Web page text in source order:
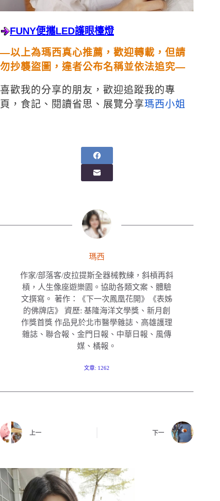
FUNY便攜LED護眼檯燈
—以上為瑪西真心推薦，歡迎轉載，但請
勿抄襲盜圖，違者公布名稱並依法追究—
喜歡我的分享的朋友，歡迎追蹤我的專
頁，食記、閱讀省思、展覽分享瑪西小姐
瑪西
作家/部落客/皮拉提斯全器械教練，斜槓再斜
槓，人生像座遊樂園。協助各類文案、體驗
文撰寫。 著作：《下一次鳳凰花開》《表姊
的佛牌店》 資歷: 基隆海洋文學獎、新月創
作獎首獎 作品見於北市醫學雜誌、高雄護理
雜誌、聯合報、金門日報、中華日報、風傳
媒、橘報。
文章: 1262
上一 下一